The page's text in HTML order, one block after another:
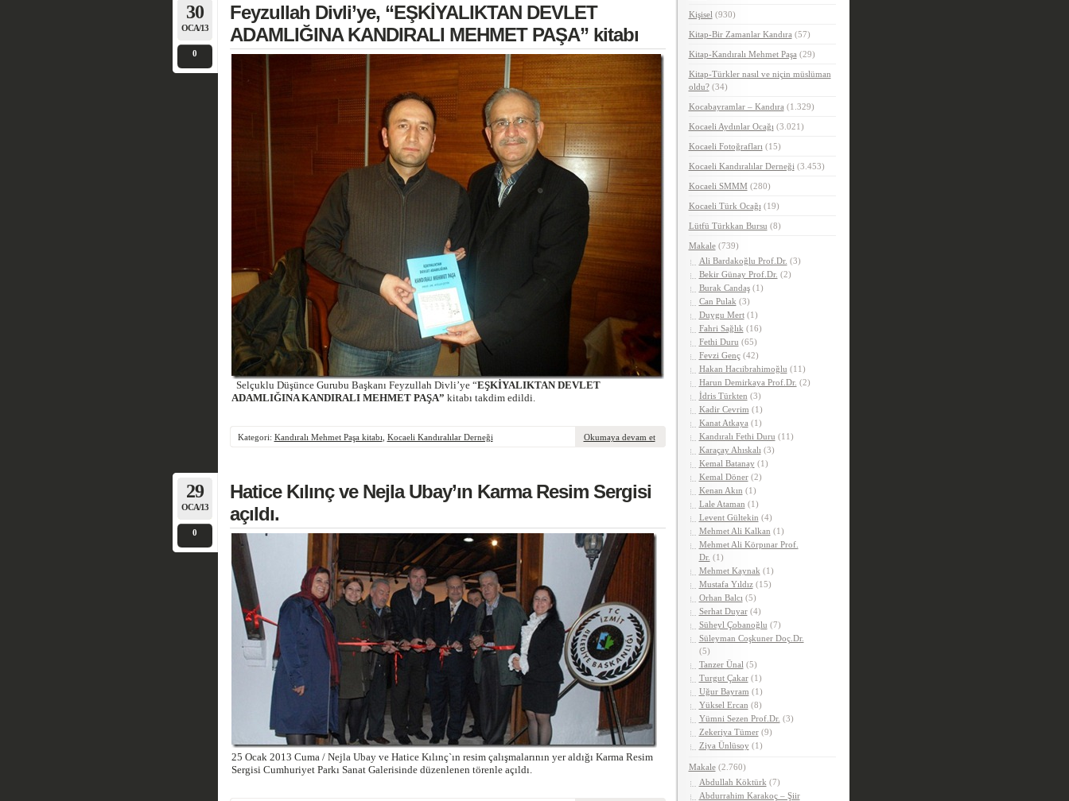
30
OCA/13
0
Feyzullah Divli’ye, “EŞKİYALIKTAN DEVLET
ADAMLIĞINA KANDIRALI MEHMET PAŞA” kitabı
Selçuklu Düşünce Gurubu Başkanı Feyzullah Divli’ye “EŞKİYALIKTAN DEVLET
ADAMLIĞINA KANDIRALI MEHMET PAŞA” kitabı takdim edildi.
Kategori: Kandıralı Mehmet Paşa kitabı Kocaeli Kandıralılar Derneği Okumaya devam et
29
OCA/13
0
Hatice Kılınç ve Nejla Ubay’ın Karma Resim Sergisi
açıldı.
25 Ocak 2013 Cuma / Nejla Ubay ve Hatice Kılınç`ın resim çalışmalarının yer aldığı Karma Resim
Sergisi Cumhuriyet Parkı Sanat Galerisinde düzenlenen törenle açıldı.
Kişisel (930)
Kitap-Bir Zamanlar Kandıra (57)
Kitap-Kandıralı Mehmet Paşa (29)
Kitap-Türkler nasıl ve niçin müslüman
oldu?(34)
Kocabayramlar – Kandıra (1.329)
Kocaeli Aydınlar Ocağı (3.021)
Kocaeli Fotoğrafları (15)
Kocaeli Kandıralılar Derneği (3.453)
Kocaeli SMMM (280)
Kocaeli Türk Ocağı (19)
Lütfü Türkkan Bursu (8)
Makale(739)
Ali Bardakoğlu Prof.Dr. (3)
Bekir Günay Prof.Dr. (2)
Burak Candaş(1)
Can Pulak (3)
Duygu Mert(1)
Fahri Sağlık (16)
Fethi Duru (65)
Fevzi Genç(42)
Hakan Hacıibrahimoğlu (11)
Harun Demirkaya Prof.Dr. (2)
İdris Türkten (3)
Kadir Cevrim (1)
Kanat Atkaya (1)
Kandıralı Fethi Duru (11)
Karaçay Ahıskalı (3)
Kemal Batanay(1)
Kemal Döner(2)
Kenan Akın (1)
Lale Ataman (1)
Levent Gültekin (4)
Mehmet Ali Kalkan (1)
Mehmet Ali Körpınar Prof.
Dr. (1)
Mehmet Kaynak (1)
Mustafa Yıldız(15)
Orhan Balcı (5)
Serhat Duyar(4)
Süheyl Çobanoğlu (7)
Süleyman Coşkuner Doç.Dr.
(5)
Tanzer Ünal (5)
Turgut Çakar(1)
Uğur Bayram (1)
Yüksel Ercan (8)
Yümni Sezen Prof.Dr. (3)
Zekeriya Tümer(9)
Ziya Ünlüsoy(1)
Makale(2.760)
Abdullah Köktürk (7)
Abdurrahim Karakoç – Şiir